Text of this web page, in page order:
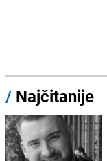
/ Najčitanije